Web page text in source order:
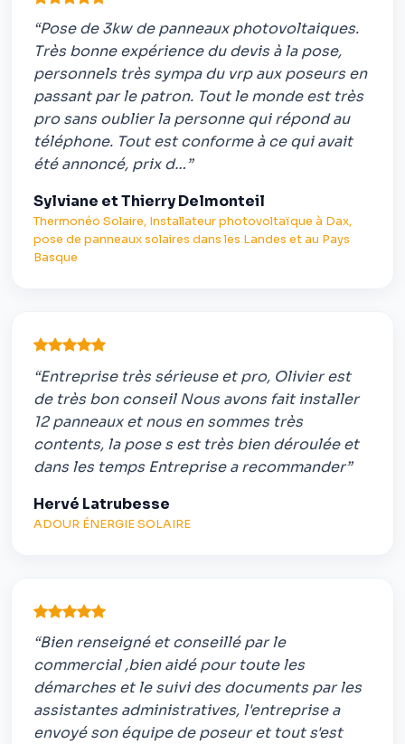
“Pose de 3kw de panneaux photovoltaiques.
Très bonne expérience du devis à la pose,
personnels très sympa du vrp aux poseurs en
passant par le patron. Tout le monde est très
pro sans oublier la personne qui répond au
téléphone. Tout est conforme à ce qui avait
été annoncé, prix d…”
Sylviane et Thierry Delmonteil
Thermonéo Solaire, Installateur photovoltaïque à Dax,
pose de panneaux solaires dans les Landes et au Pays
Basque
“Entreprise très sérieuse et pro, Olivier est
de très bon conseil Nous avons fait installer
12 panneaux et nous en sommes très
contents, la pose s est très bien déroulée et
dans les temps Entreprise a recommander”
Hervé Latrubesse
ADOUR ÉNERGIE SOLAIRE
“Bien renseigné et conseillé par le
commercial ,bien aidé pour toute les
démarches et le suivi des documents par les
assistantes administratives, l'entreprise a
envoyé son équipe de poseur et tout s'est